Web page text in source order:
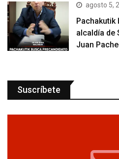
agosto 5,
Pachakutik
alcaldía de
Juan
Suscríbete